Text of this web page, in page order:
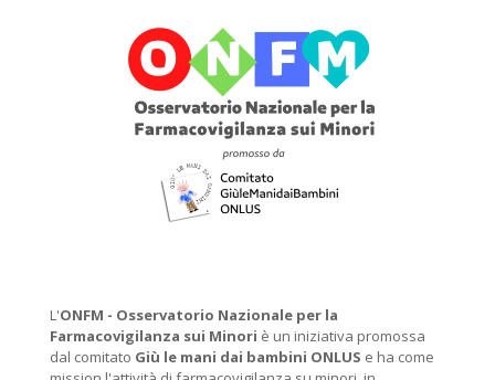
L'ONFM - Osservatorio Nazionale per la
Farmacovigilanza sui Minori è un iniziativa promossa
dal comitato Giù le mani dai bambini ONLUS e ha come